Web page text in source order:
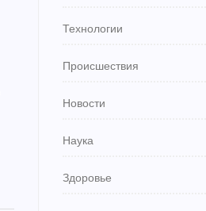
Технологии
Происшествия
Новости
Наука
Здоровье